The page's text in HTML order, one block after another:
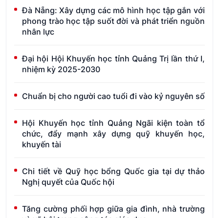
Đà Nẵng: Xây dựng các mô hình học tập gắn với
phong trào học tập suốt đời và phát triển nguồn
nhân lực
Đại hội Hội Khuyến học tỉnh Quảng Trị lần thứ I,
nhiệm kỳ 2025-2030
Chuẩn bị cho người cao tuổi đi vào kỷ nguyên số
Hội Khuyến học tỉnh Quảng Ngãi kiện toàn tổ
chức, đẩy mạnh xây dựng quỹ khuyến học,
khuyến tài
Chi tiết về Quỹ học bổng Quốc gia tại dự thảo
Nghị quyết của Quốc hội
Tăng cường phối hợp giữa gia đình, nhà trường